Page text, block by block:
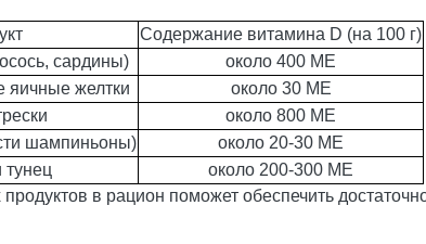
Содержание витамина D (на 100 г)
сардины)
около 400 МЕ
желтки
около 30 МЕ
около 800 МЕ
шампиньоны)
около 20-30 МЕ
тунец
около 200-300 МЕ
в рацион поможет обеспечить